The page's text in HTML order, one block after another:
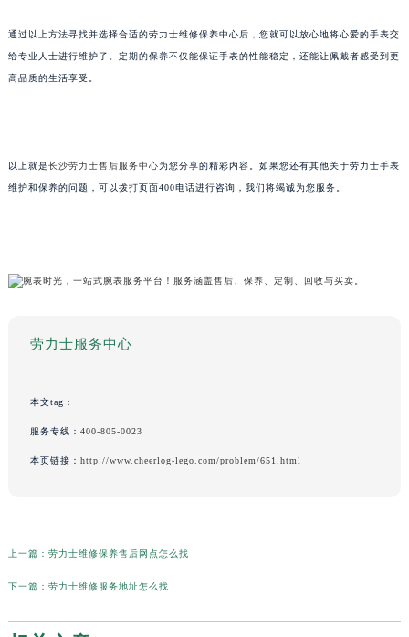
通过以上方法寻找并选择合适的劳力士维修保养中心后，您就可以放心地将心爱的手表交
给专业人士进行维护了。定期的保养不仅能保证手表的性能稳定，还能让佩戴者感受到更
高品质的生活享受。
以上就是长沙劳力士售后服务中心为您分享的精彩内容。如果您还有其他关于劳力士手表
维护和保养的问题，可以拨打页面400电话进行咨询，我们将竭诚为您服务。
劳力士服务中心
本文tag：
服务专线： 400-805-0023
本页链接： http://www.cheerlog-lego.com/problem/651.html
上一篇： 劳力士维修保养售后网点怎么找
下一篇： 劳力士维修服务地址怎么找